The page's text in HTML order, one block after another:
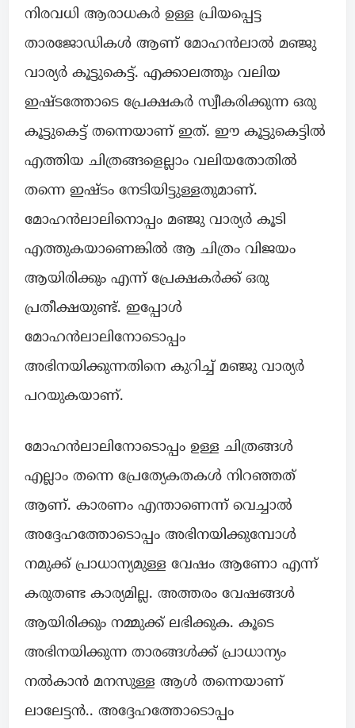
നിരവധി ആരാധകർ ഉള്ള പ്രിയപ്പെട്ട
താരജോഡികൾ ആണ് മോഹൻലാൽ മഞ്ജു
വാര്യർ കൂട്ടുകെട്ട്. എക്കാലത്തും വലിയ
ഇഷ്ടത്തോടെ പ്രേക്ഷകർ സ്വീകരിക്കുന്ന ഒരു
കൂട്ടുകെട്ട് തന്നെയാണ് ഇത്. ഈ കൂട്ടുകെട്ടിൽ
എത്തിയ ചിത്രങ്ങളെല്ലാം വലിയതോതിൽ
തന്നെ ഇഷ്ടം നേടിയിട്ടുള്ളതുമാണ്.
മോഹൻലാലിനൊപ്പം മഞ്ജു വാര്യർ കൂടി
എത്തുകയാണെങ്കിൽ ആ ചിത്രം വിജയം
ആയിരിക്കും എന്ന് പ്രേക്ഷകർക്ക് ഒരു
പ്രതീക്ഷയുണ്ട്. ഇപ്പോൾ
മോഹൻലാലിനോടൊപ്പം
അഭിനയിക്കുന്നതിനെ കുറിച്ച് മഞ്ജു വാര്യർ
പറയുകയാണ്.
മോഹൻലാലിനോടൊപ്പം ഉള്ള ചിത്രങ്ങൾ
എല്ലാം തന്നെ പ്രേത്യേകതകൾ നിറഞ്ഞത്
ആണ്. കാരണം എന്താണെന്ന് വെച്ചാൽ
അദ്ദേഹത്തോടൊപ്പം അഭിനയിക്കുമ്പോൾ
നമുക്ക് പ്രാധാന്യമുള്ള വേഷം ആണോ എന്ന്
കരുതണ്ട കാര്യമില്ല. അത്തരം വേഷങ്ങൾ
ആയിരിക്കും നമ്മുക്ക് ലഭിക്കുക. കൂടെ
അഭിനയിക്കുന്ന താരങ്ങൾക്ക് പ്രാധാന്യം
നൽകാൻ മനസുള്ള ആൾ തന്നെയാണ്
ലാലേട്ടൻ.. അദ്ദേഹത്തോടൊപ്പം